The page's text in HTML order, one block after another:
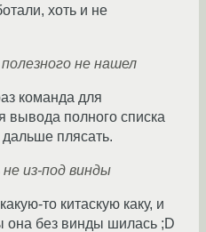
хоть и не
не нашел
команда для
вывода полного списка
плясать.
из-под винды
то китаскую каку, и
она без винды шилась ;D